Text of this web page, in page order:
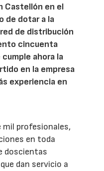
Castellón en el
de dotar a la
de distribución
cincuenta
ahora la
en la empresa
experiencia en
mil profesionales,
en toda
doscientas
dan servicio a